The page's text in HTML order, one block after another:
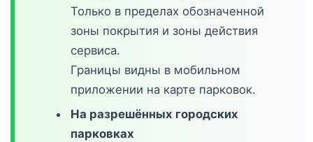
Только в пределах обозначенной
зоны покрытия и зоны действия
сервиса.
Границы видны в мобильном
приложении на карте парковок.
На разрешённых городских
парковках